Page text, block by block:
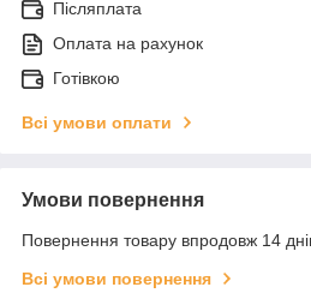
Післяплата
Оплата на рахунок
Готівкою
Всі умови оплати
Умови повернення
Повернення товару впродовж 14
Всі умови повернення